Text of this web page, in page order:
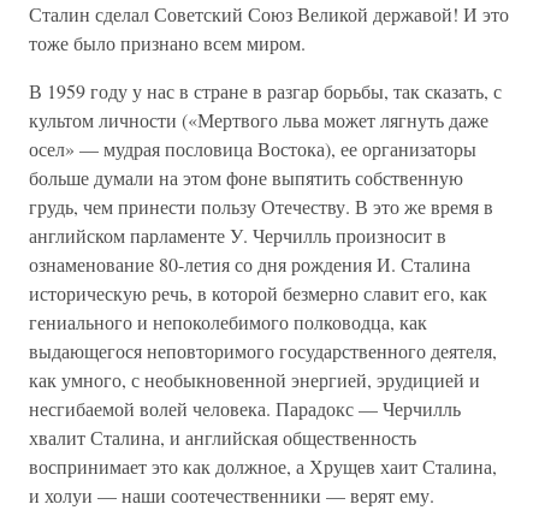
Сталин сделал Советский Союз Великой державой! И это
тоже было признано всем миром.
В 1959 году у нас в стране в разгар борьбы, так сказать, с
культом личности («Мертвого льва может лягнуть даже
осел» — мудрая пословица Востока), ее организаторы
больше думали на этом фоне выпятить собственную
грудь, чем принести пользу Отечеству. В это же время в
английском парламенте У. Черчилль произносит в
ознаменование 80-летия со дня рождения И. Сталина
историческую речь, в которой безмерно славит его, как
гениального и непоколебимого полководца, как
выдающегося неповторимого государственного деятеля,
как умного, с необыкновенной энергией, эрудицией и
несгибаемой волей человека. Парадокс — Черчилль
хвалит Сталина, и английская общественность
воспринимает это как должное, а Хрущев хаит Сталина,
и холуи — наши соотечественники — верят ему.